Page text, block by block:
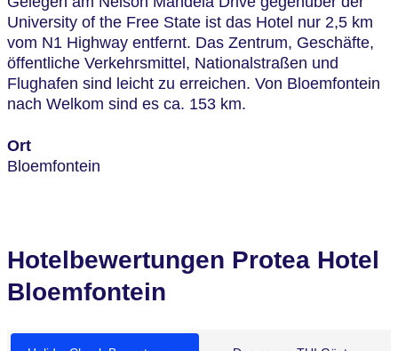
University of the Free State ist das Hotel nur 2,5 km
vom N1 Highway entfernt. Das Zentrum, Geschäfte,
öffentliche Verkehrsmittel, Nationalstraßen und
Flughafen sind leicht zu erreichen. Von Bloemfontein
nach Welkom sind es ca. 153 km.
Ort
Bloemfontein
Hotelbewertungen Protea Hotel
Bloemfontein